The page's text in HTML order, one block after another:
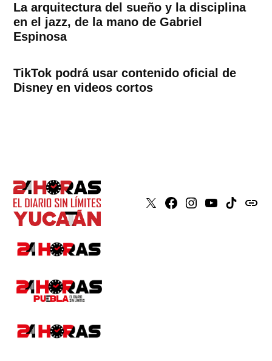
La arquitectura del sueño y la disciplina
en el jazz, de la mano de Gabriel
Espinosa
TikTok podrá usar contenido oficial de
Disney en videos cortos
X Faceboook
Instagram
YoutubeTiktokissuu